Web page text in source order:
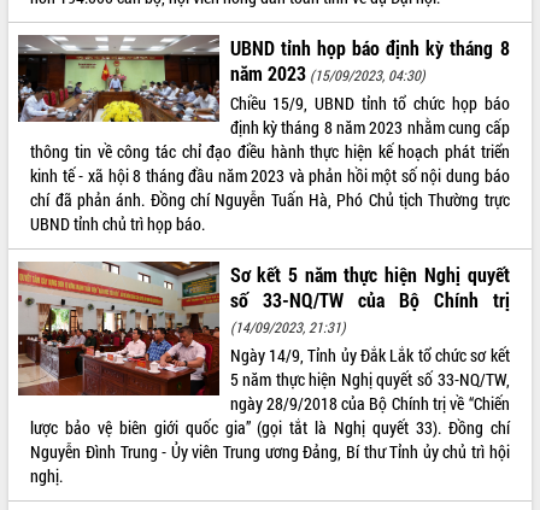
hiện nhiệm vụ quản lý tài sản công
hàng tuần
Tháo gỡ những vướng mắc, đẩy mạnh
công tác cải cách thủ tục hành chính
tại Trung tâm Phục vụ hành chính
công tỉnh
Đắk Lắk: Tôn vinh 46 giải pháp tại Hội
thi Sáng tạo Kỹ thuật 2024 - 2025
Đắk Lắk rà soát, điều chỉnh Đề án 190
về phát triển nuôi trồng thủy sản
Phó Chủ tịch UBND tỉnh Đắk Lắk
Trương Công Thái kiểm tra thực địa
Dự án cao tốc Khánh Hòa - Buôn Ma
Thuột
Định vị cà phê Việt Nam như một “di
sản sống” trong dòng chảy toàn cầu
Xây dựng nông thôn mới: Nâng cao đời
sống người dân từ những mô hình thiết
thực
UBND tỉnh họp báo định kỳ tháng 8
năm 2023 (15/09/2023, 04:30)
Chiều 15/9, UBND tỉnh tổ chức họp báo
định kỳ tháng 8 năm 2023 nhằm cung cấp
thông tin về công tác chỉ đạo điều hành thực hiện kế hoạch phát triển
kinh tế - xã hội 8 tháng đầu năm 2023 và phản hồi một số nội dung báo
chí đã phản ánh. Đồng chí Nguyễn Tuấn Hà, Phó Chủ tịch Thường trực
UBND tỉnh chủ trì họp báo.
Sơ kết 5 năm thực hiện Nghị quyết
số 33-NQ/TW của Bộ Chính trị
(14/09/2023, 21:31)
Ngày 14/9, Tỉnh ủy Đắk Lắk tổ chức sơ kết
5 năm thực hiện Nghị quyết số 33-NQ/TW,
ngày 28/9/2018 của Bộ Chính trị về “Chiến
lược bảo vệ biên giới quốc gia” (gọi tắt là Nghị quyết 33). Đồng chí
Nguyễn Đình Trung - Ủy viên Trung ương Đảng, Bí thư Tỉnh ủy chủ trì hội
nghị.